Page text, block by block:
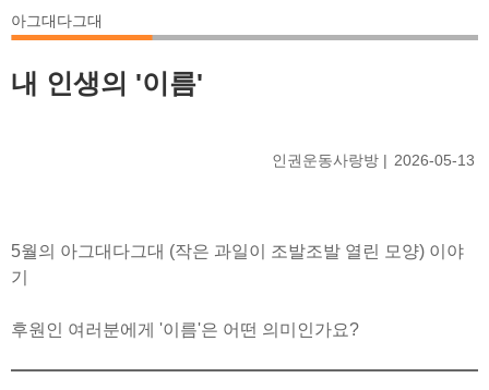
아그대다그대
내 인생의 '이름'
인권운동사랑방 2026-05-13
5월의 아그대다그대 (작은 과일이 조발조발 열린 모양) 이야
기
후원인 여러분에게 '이름'은 어떤 의미인가요?